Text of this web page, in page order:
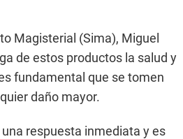
Magisterial (Sima), Miguel
de estos productos la salud y
fundamental que se tomen
daño mayor.
respuesta inmediata y es